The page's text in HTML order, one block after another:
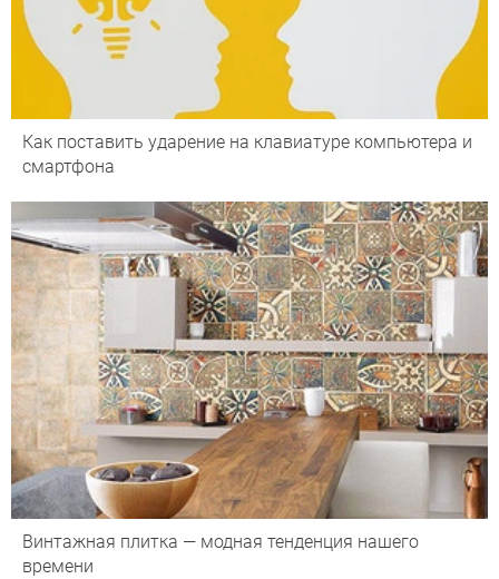
Как поставить ударение на клавиатуре компьютера и
смартфона
Винтажная плитка — модная тенденция нашего
времени